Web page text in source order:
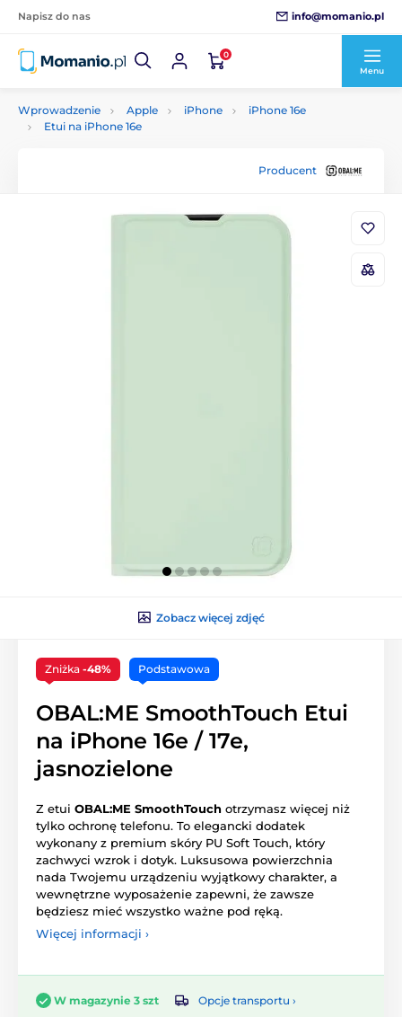
Napisz do nas info@momanio.pl
0
Menu
Wprowadzenie Apple iPhone
iPhone 16e
Etui na iPhone 16e
Producent
Zobacz więcej zdjęć
Zniżka -48% Podstawowa
OBAL:ME SmoothTouch Etui
na iPhone 16e / 17e,
jasnozielone
Z etui OBAL:ME SmoothTouch otrzymasz więcej niż
tylko ochronę telefonu. To elegancki dodatek
wykonany z premium skóry PU Soft Touch, który
zachwyci wzrok i dotyk. Luksusowa powierzchnia
nada Twojemu urządzeniu wyjątkowy charakter, a
wewnętrzne wyposażenie zapewni, że zawsze
będziesz mieć wszystko ważne pod ręką.
Więcej informacji ›
W magazynie 3 szt
Opcje transportu ›